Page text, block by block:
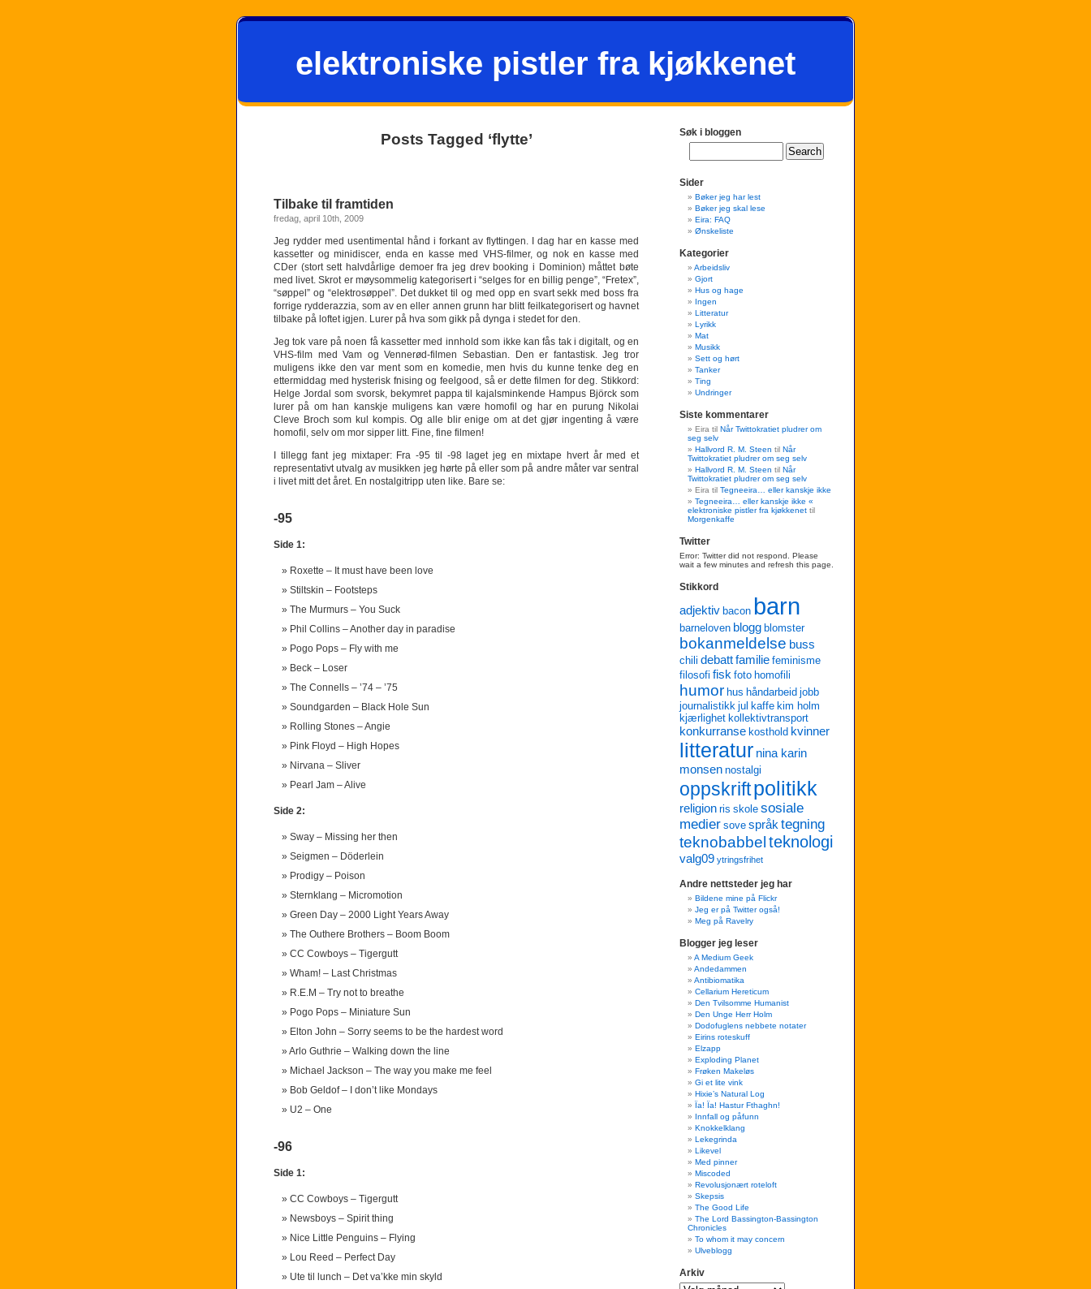
elektroniske pistler fra kjøkkenet
Posts Tagged ‘flytte’
Tilbake til framtiden
fredag, april 10th, 2009
Jeg rydder med usentimental hånd i forkant av flyttingen. I dag har en kasse med
kassetter og minidiscer, enda en kasse med VHS-filmer, og nok en kasse med
CDer (stort sett halvdårlige demoer fra jeg drev booking i Dominion) måttet bøte
med livet. Skrot er møysommelig kategorisert i “selges for en billig penge”, “Fretex”,
“søppel” og “elektrosøppel”. Det dukket til og med opp en svart sekk med boss fra
forrige rydderazzia, som av en eller annen grunn har blitt feilkategorisert og havnet
tilbake på loftet igjen. Lurer på hva som gikk på dynga i stedet for den.
Jeg tok vare på noen få kassetter med innhold som ikke kan fås tak i digitalt, og en
VHS-film med Vam og Vennerød-filmen Sebastian. Den er fantastisk. Jeg tror
muligens ikke den var ment som en komedie, men hvis du kunne tenke deg en
ettermiddag med hysterisk fnising og feelgood, så er dette filmen for deg. Stikkord:
Helge Jordal som svorsk, bekymret pappa til kajalsminkende Hampus Björck som
lurer på om han kanskje muligens kan være homofil og har en purung Nikolai
Cleve Broch som kul kompis. Og alle blir enige om at det gjør ingenting å være
homofil, selv om mor sipper litt. Fine, fine filmen!
I tillegg fant jeg mixtaper: Fra -95 til -98 laget jeg en mixtape hvert år med et
representativt utvalg av musikken jeg hørte på eller som på andre måter var sentral
i livet mitt det året. En nostalgitripp uten like. Bare se:
-95
Side 1:
Roxette – It must have been love
Stiltskin – Footsteps
The Murmurs – You Suck
Phil Collins – Another day in paradise
Pogo Pops – Fly with me
Beck – Loser
The Connells – ’74 – ’75
Soundgarden – Black Hole Sun
Rolling Stones – Angie
Pink Floyd – High Hopes
Nirvana – Sliver
Pearl Jam – Alive
Side 2:
Sway – Missing her then
Seigmen – Döderlein
Prodigy – Poison
Sternklang – Micromotion
Green Day – 2000 Light Years Away
The Outhere Brothers – Boom Boom
CC Cowboys – Tigergutt
Wham! – Last Christmas
R.E.M – Try not to breathe
Pogo Pops – Miniature Sun
Elton John – Sorry seems to be the hardest word
Arlo Guthrie – Walking down the line
Michael Jackson – The way you make me feel
Bob Geldof – I don’t like Mondays
U2 – One
-96
Side 1:
CC Cowboys – Tigergutt
Newsboys – Spirit thing
Nice Little Penguins – Flying
Lou Reed – Perfect Day
Ute til lunch – Det va’kke min skyld
Søk i bloggen
Sider
Bøker jeg har lest
Bøker jeg skal lese
Eira: FAQ
Ønskeliste
Kategorier
Arbeidsliv
Gjort
Hus og hage
Ingen
Litteratur
Lyrikk
Mat
Musikk
Sett og hørt
Tanker
Ting
Undringer
Siste kommentarer
Eira til Når Twittokratiet pludrer om
seg selv
Hallvord R. M. Steen til Når
Twittokratiet pludrer om seg selv
Hallvord R. M. Steen til Når
Twittokratiet pludrer om seg selv
Eira til Tegneeira… eller kanskje ikke
Tegneeira… eller kanskje ikke «
elektroniske pistler fra kjøkkenet til
Morgenkaffe
Twitter
Error: Twitter did not respond. Please
wait a few minutes and refresh this page.
Stikkord
adjektiv bacon barn
barneloven blogg blomster
bokanmeldelse buss
chili debattfamilie feminisme
filosofi fisk foto homofili
humor hus håndarbeid jobb
journalistikk jul kaffe kim holm
kjærlighet kollektivtransport
konkurranse kosthold kvinner
litteratur nina karin
monsen nostalgi
oppskriftpolitikk
religion ris skole sosiale
medier sove språk tegning
teknobabbel teknologi
valg09 ytringsfrihet
Andre nettsteder jeg har
Bildene mine på Flickr
Jeg er på Twitter også!
Meg på Ravelry
Blogger jeg leser
A Medium Geek
Andedammen
Antibiomatika
Cellarium Hereticum
Den Tvilsomme Humanist
Den Unge Herr Holm
Dodofuglens nebbete notater
Eirins roteskuff
Elzapp
Exploding Planet
Frøken Makeløs
Gi et lite vink
Hixie’s Natural Log
Ïa! Ïa! Hastur Fthaghn!
Innfall og påfunn
Knokkelklang
Lekegrinda
Likevel
Med pinner
Miscoded
Revolusjonært roteloft
Skepsis
The Good Life
The Lord Bassington-Bassington
Chronicles
To whom it may concern
Ulveblogg
Arkiv